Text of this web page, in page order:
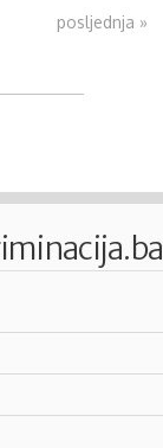
posljednja »